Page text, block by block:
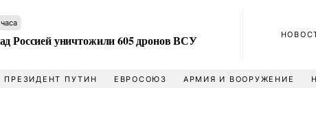
Россией уничтожили 605 дронов ВСУ
ПРЕЗИДЕНТ ПУТИН ЕВРОСОЮЗ АРМИЯ И ВООРУЖЕНИЕ